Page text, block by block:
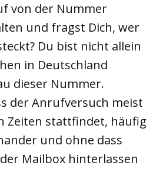
von der Nummer
und fragst Dich, wer
Du bist nicht allein
in Deutschland
dieser Nummer.
der Anrufversuch meist
Zeiten stattfindet, häufig
und ohne dass
Mailbox hinterlassen